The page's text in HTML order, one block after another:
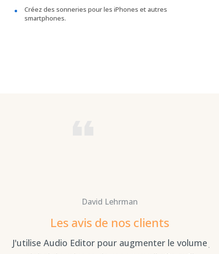
Créez des sonneries pour les iPhones et autres
smartphones.
David Lehrman
Les avis de nos clients
J'utilise Audio Editor pour augmenter le volume